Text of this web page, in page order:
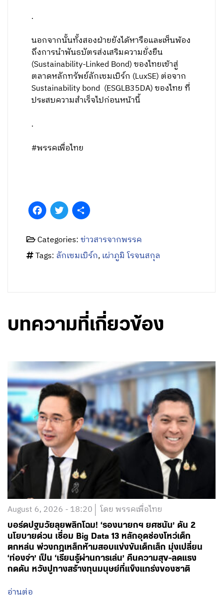
.
นอกจากนั้นทั้งสองฝ่ายยังได้หารือและเห็นพ้อง
ถึงการนำพันธบัตรส่งเสริมความยั่งยืน
(Sustainability-Linked Bond) ของไทยเข้าสู่
ตลาดหลักทรัพย์ลักเซมเบิร์ก (LuxSE) ต่อจาก
Sustainability bond (ESGLB35DA) ของไทย ที่
ประสบความสำเร็จไปก่อนหน้านี้
.
#พรรคเพื่อไทย
FacebookTwitter
Categories:ข่าวสารจากพรรค
Tags: ลักเซมเบิร์ก,เผ่าภูมิ โรจนสกุล
บทความที่เกี่ยวข้อง
August 6, 2026 - 18:20 โดย พรรคเพื่อไทย
บอร์ดปฐมวัยลุยพลิกโฉม! ‘รองนายกฯ ยศชนัน’ ดัน 2
นโยบายด่วน เชื่อม Big Data 13 หลักอุดช่องโหว่เด็ก
ตกหล่น พ่วงกฎเหล็กห้ามสอบแข่งขันเด็กเล็ก มุ่งเปลี่ยน
‘ท่องจำ’ เป็น ‘เรียนรู้ผ่านการเล่น’ คืนความสุข-ลดแรง
กดดัน หวังปูทางสร้างทุนมนุษย์ที่แข็งแกร่งของชาติ
อ่านต่อ